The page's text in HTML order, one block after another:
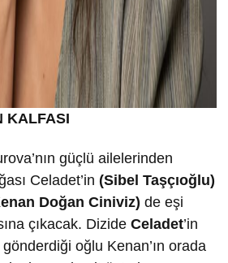
KALFASI
güçlü ailelerinden
Celadet’in (Sibel Taşçıoğlu)
Doğan Ciniviz) de eşi
çıkacak. Dizide Celadet’in
gönderdiği oğlu Kenan’ın orada